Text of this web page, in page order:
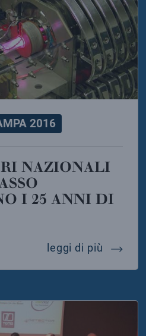
2016
I 25 ANNI DI
leggi di più i